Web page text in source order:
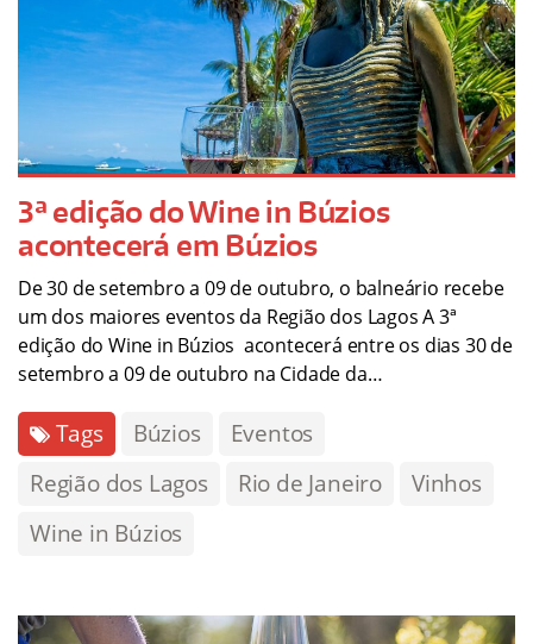
3ª edição do Wine in Búzios
acontecerá em Búzios
De 30 de setembro a 09 de outubro, o balneário recebe
um dos maiores eventos da Região dos Lagos A 3ª
edição do Wine in Búzios acontecerá entre os dias 30 de
setembro a 09 de outubro na Cidade da…
Tags Búzios
Eventos
Região dos Lagos
Rio de Janeiro
Vinhos
Wine in Búzios